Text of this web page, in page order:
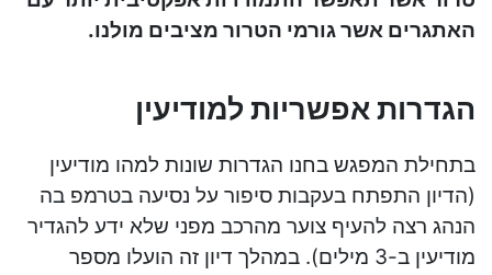
האתגרים אשר גורמי הטרור מציבים מולנו.
הגדרות אפשריות למודיעין
בתחילת המפגש בחנו הגדרות שונות למהו מודיעין
(הדיון התפתח בעקבות סיפור על נסיעה בטרמפ בה
הנהג רצה להעיף צוער מהרכב מפני שלא ידע להגדיר
מודיעין ב-3 מילים). במהלך דיון זה הועלו מספר